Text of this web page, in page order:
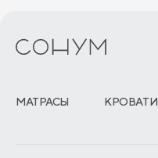
МАТРАСЫ КРОВАТИ